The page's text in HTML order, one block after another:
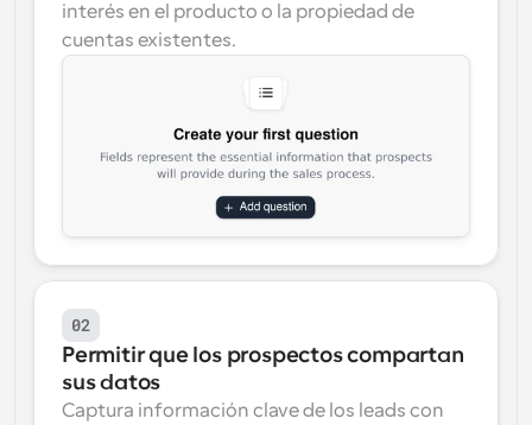
interés en el producto o la propiedad de
cuentas existentes.
02
Permitir que los prospectos compartan
sus datos
Captura información clave de los leads con